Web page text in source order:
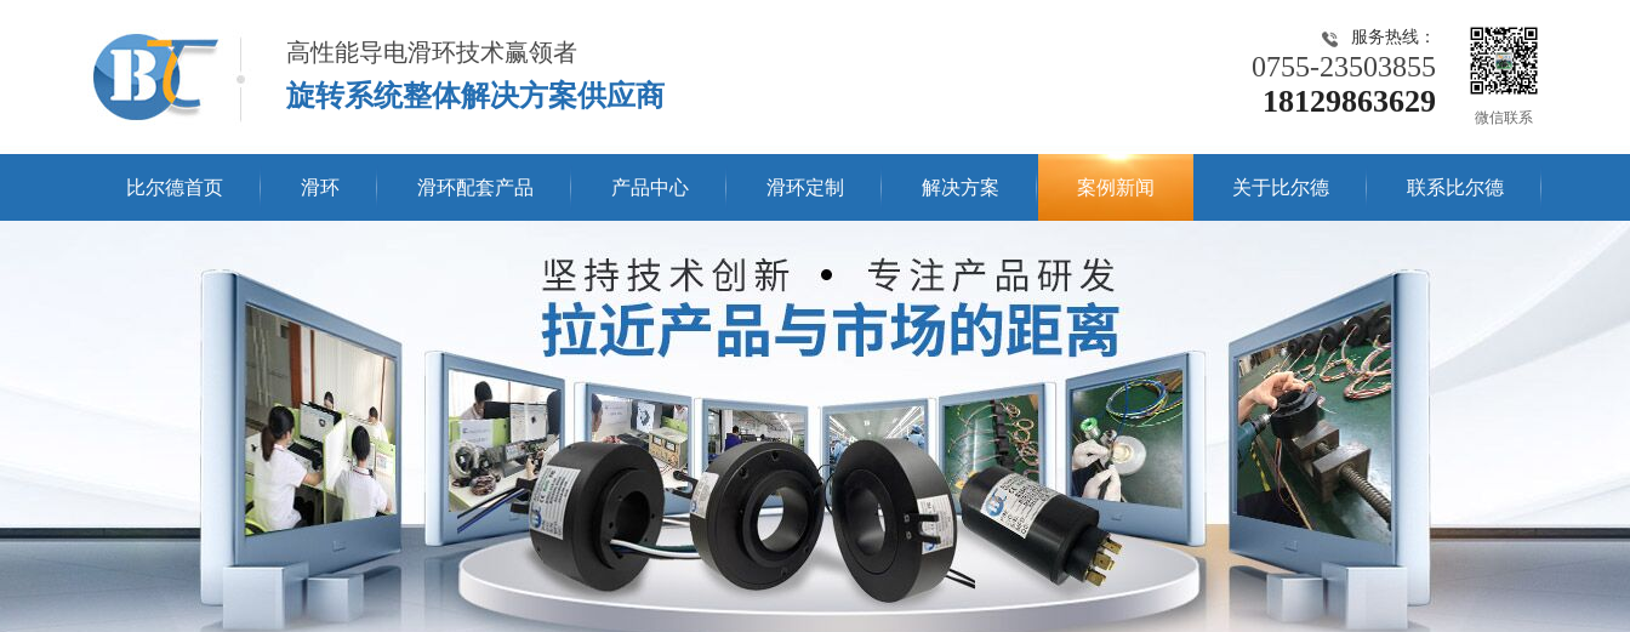
高性能导电滑环技术赢领者
旋转系统整体解决方案供应商
服务热线：
0755-23503855
18129863629 微信联系
比尔德首页 滑环 滑环配套产品 产品中心 滑环定制 解决方案 案例新闻 关于比尔德 联系比尔德